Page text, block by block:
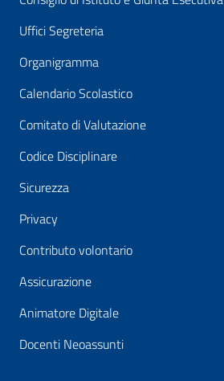
Uffici Segreteria
Organigramma
Calendario Scolastico
Comitato di Valutazione
Codice Disciplinare
Sicurezza
Privacy
Contributo volontario
Assicurazione
Animatore Digitale
Docenti Neoassunti